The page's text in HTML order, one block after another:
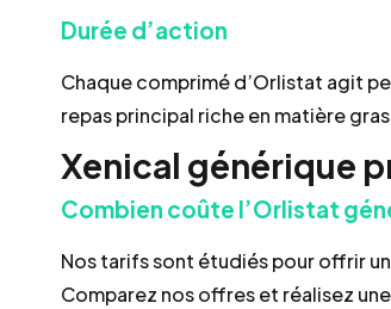
Durée d’action
Chaque comprimé d’Orlistat agit
repas principal riche en matière
Xenical générique
Combien coûte l’Orlistat
Nos tarifs sont étudiés pour offrir
Comparez nos offres et réalisez